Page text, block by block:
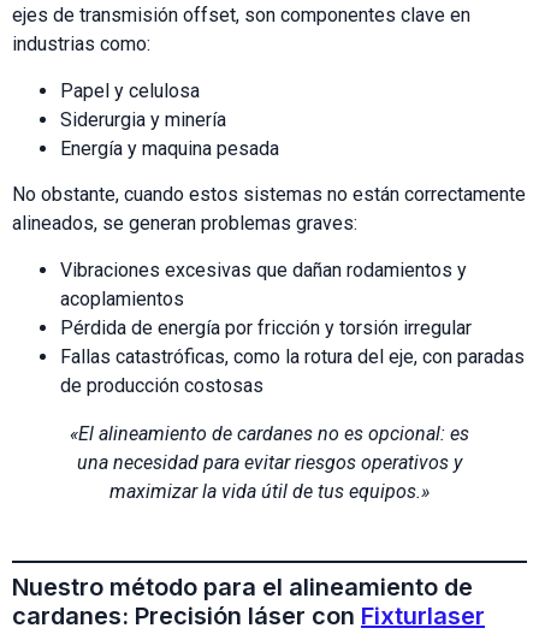
ejes de transmisión offset, son componentes clave en
industrias como:
Papel y celulosa
Siderurgia y minería
Energía y maquina pesada
No obstante, cuando estos sistemas no están correctamente
alineados, se generan problemas graves:
Vibraciones excesivas que dañan rodamientos y
acoplamientos
Pérdida de energía por fricción y torsión irregular
Fallas catastróficas, como la rotura del eje, con paradas
de producción costosas
«El alineamiento de cardanes no es opcional: es
una necesidad para evitar riesgos operativos y
maximizar la vida útil de tus equipos.»
Nuestro método para el alineamiento de
cardanes: Precisión láser con Fixturlaser